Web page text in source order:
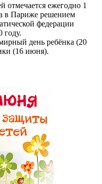
ежегодно 1
в Париже решением
федерации
году.
день ребёнка (20
(16 июня).